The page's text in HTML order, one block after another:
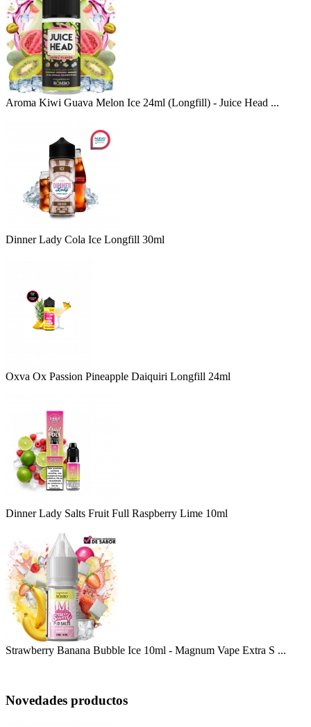
Aroma Kiwi Guava Melon Ice 24ml (Longfill) - Juice Head ...
Dinner Lady Cola Ice Longfill 30ml
Oxva Ox Passion Pineapple Daiquiri Longfill 24ml
Dinner Lady Salts Fruit Full Raspberry Lime 10ml
Strawberry Banana Bubble Ice 10ml - Magnum Vape Extra S ...
Novedades productos